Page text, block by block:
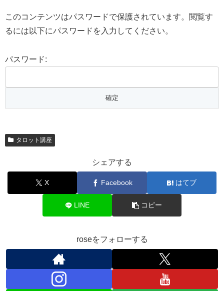
このコンテンツはパスワードで保護されています。閲覧す
るには以下にパスワードを入力してください。
パスワード:
タロット講座
シェアする
X Facebook はてブ
LINE コピー
roseをフォローする